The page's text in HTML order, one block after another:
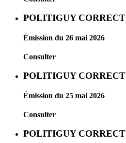
POLITIGUY CORRECT
Émission du 26 mai 2026
Consulter
POLITIGUY CORRECT
Émission du 25 mai 2026
Consulter
POLITIGUY CORRECT